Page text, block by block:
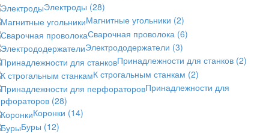
Электроды (28)
Магнитные угольники (2)
Сварочная проволока (6)
Электрододержатели (3)
Принадлежности для станков (2)
К строгальным станкам (2)
Принадлежности для
(28)
Коронки (14)
Буры (12)